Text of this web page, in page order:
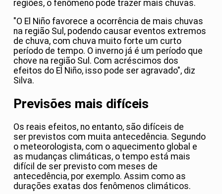
regiões, o fenômeno pode trazer mais chuvas.
"O El Niño favorece a ocorrência de mais chuvas
na região Sul, podendo causar eventos extremos
de chuva, com chuva muito forte um curto
período de tempo. O inverno já é um período que
chove na região Sul. Com acréscimos dos
efeitos do El Niño, isso pode ser agravado", diz
Silva.
Previsões mais difíceis
Os reais efeitos, no entanto, são difíceis de
ser previstos com muita antecedência. Segundo
o meteorologista, com o aquecimento global e
as mudanças climáticas, o tempo está mais
difícil de ser previsto com meses de
antecedência, por exemplo. Assim como as
durações exatas dos fenômenos climáticos.